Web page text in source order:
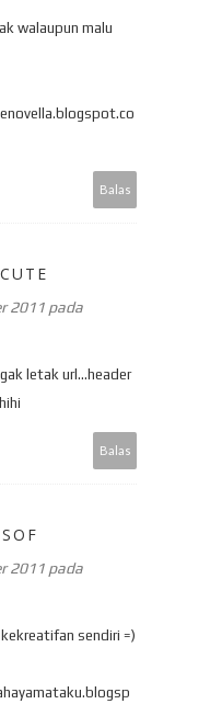
walaupun malu
Balas
2011 pada
letak url...header
Balas
2011 pada
sendiri =)